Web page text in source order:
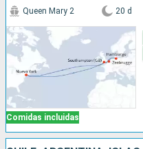
Comidas incluidas
Queen Mary 2 20 d